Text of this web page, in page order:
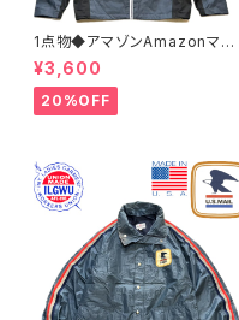
1点物◆アマゾンAmazonマウ
ンテンパーカー中古ナイロンジ
ャケット古着メンズXLレディース
OKアメカジ90sストリートUS
灰色アウター水色362468
¥3,600
20%OFF